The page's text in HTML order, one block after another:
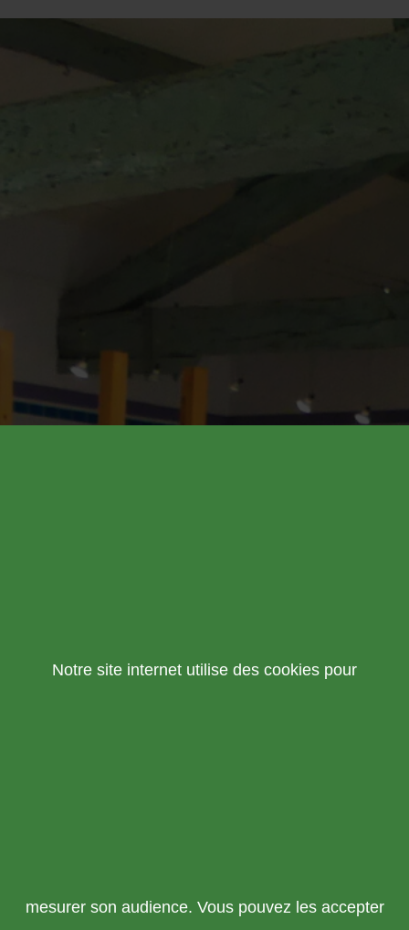
Notre site internet utilise des cookies pour
mesurer son audience. Vous pouvez les accepter